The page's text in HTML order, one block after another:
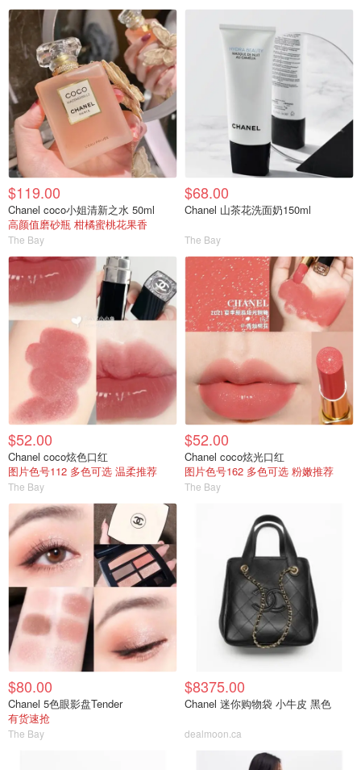
$119.00
Chanel coco小姐清新之水 50ml
高颜值磨砂瓶 柑橘蜜桃花果香
The Bay
$68.00
Chanel 山茶花洗面奶150ml
The Bay
$52.00
Chanel coco炫色口红
图片色号112 多色可选 温柔推荐
The Bay
$52.00
Chanel coco炫光口红
图片色号162 多色可选 粉嫩推荐
The Bay
$80.00
Chanel 5色眼影盘Tender
有货速抢
The Bay
$8375.00
Chanel 迷你购物袋 小牛皮 黑色
dealmoon.ca